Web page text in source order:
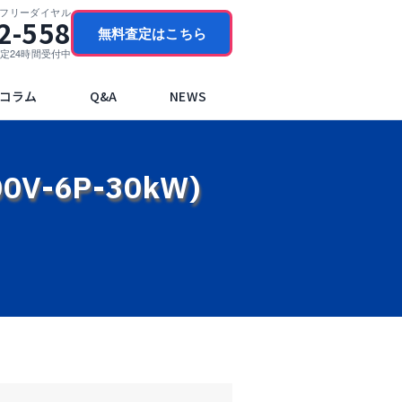
リーダイヤル
558
24時間受付中
無料査定はこちら
コラム Q&A NEWS
6P-30kW)